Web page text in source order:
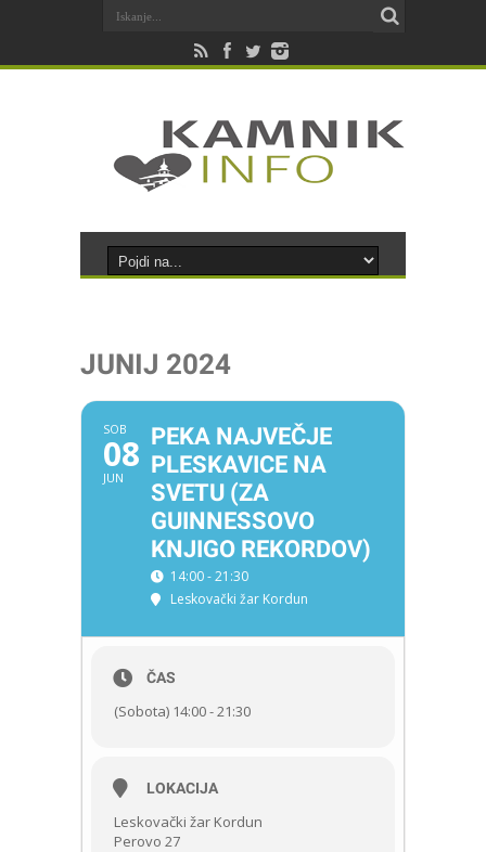
JUNIJ 2024
SOB
08
JUN
PEKA NAJVEČJE
PLESKAVICE NA
SVETU (ZA
GUINNESSOVO
KNJIGO REKORDOV)
14:00 - 21:30
Leskovački žar Kordun
ČAS
(Sobota) 14:00 - 21:30
LOKACIJA
Leskovački žar Kordun
Perovo 27